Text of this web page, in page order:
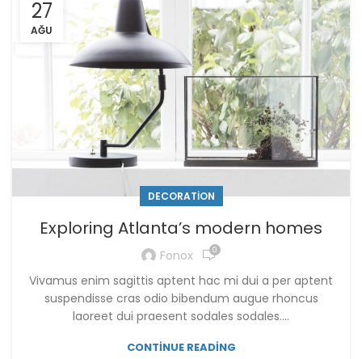
27
AĞU
DECORATION
Exploring Atlanta’s modern homes
Fonox 0
Vivamus enim sagittis aptent hac mi dui a per aptent
suspendisse cras odio bibendum augue rhoncus
laoreet dui praesent sodales sodales....
CONTINUE READING